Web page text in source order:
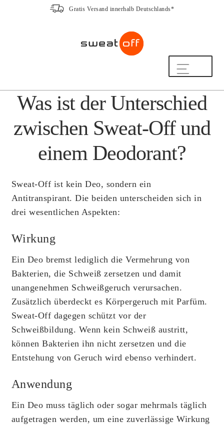
Gratis Versand innerhalb Deutschlands*
So funktioniert’s
Häufige Fragen
Beratung
20 Jahre Expertise
Hilfe & Kontakt
Freundschaftsprogramm
ZUM NEWSLETTER ANMELDEN UND
10% RABATT SICHERN!
Was ist der Unterschied
zwischen Sweat-Off und
einem Deodorant?
Sweat-Off ist kein Deo, sondern ein
Antitranspirant. Die beiden unterscheiden sich in
drei wesentlichen Aspekten:
Wirkung
Ein Deo bremst lediglich die Vermehrung von
Bakterien, die Schweiß zersetzen und damit
unangenehmen Schweißgeruch verursachen.
Zusätzlich überdeckt es Körpergeruch mit Parfüm.
Sweat-Off dagegen schützt vor der
Schweißbildung. Wenn kein Schweiß austritt,
können Bakterien ihn nicht zersetzen und die
Entstehung von Geruch wird ebenso verhindert.
Anwendung
Ein Deo muss täglich oder sogar mehrmals täglich
aufgetragen werden, um eine zuverlässige Wirkung